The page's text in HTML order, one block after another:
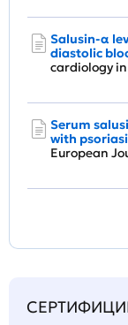
Salusin-α
diastolic
cardiology
Serum
with
European